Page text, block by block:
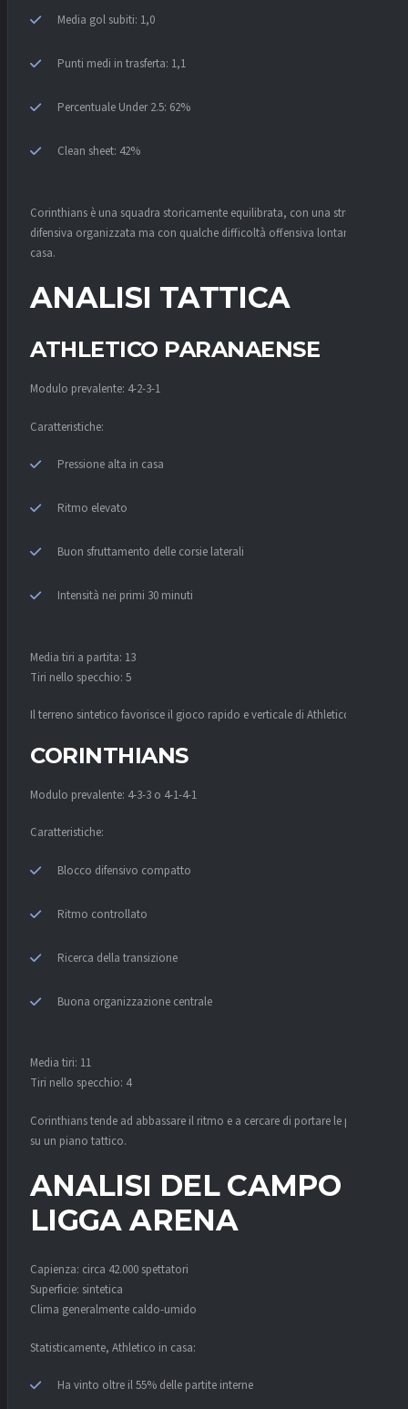
Media gol subiti: 1,0
Punti medi in trasferta: 1,1
Percentuale Under 2.5: 62%
Clean sheet: 42%
Corinthians è una squadra storicamente equilibrata, con una struttura
difensiva organizzata ma con qualche difficoltà offensiva lontano da
casa.
ANALISI TATTICA
ATHLETICO PARANAENSE
Modulo prevalente: 4-2-3-1
Caratteristiche:
Pressione alta in casa
Ritmo elevato
Buon sfruttamento delle corsie laterali
Intensità nei primi 30 minuti
Media tiri a partita: 13
Tiri nello specchio: 5
Il terreno sintetico favorisce il gioco rapido e verticale di Athletico.
CORINTHIANS
Modulo prevalente: 4-3-3 o 4-1-4-1
Caratteristiche:
Blocco difensivo compatto
Ritmo controllato
Ricerca della transizione
Buona organizzazione centrale
Media tiri: 11
Tiri nello specchio: 4
Corinthians tende ad abbassare il ritmo e a cercare di portare le partite
su un piano tattico.
ANALISI DEL CAMPO –
LIGGA ARENA
Capienza: circa 42.000 spettatori
Superficie: sintetica
Clima generalmente caldo-umido
Statisticamente, Athletico in casa:
Ha vinto oltre il 55% delle partite interne